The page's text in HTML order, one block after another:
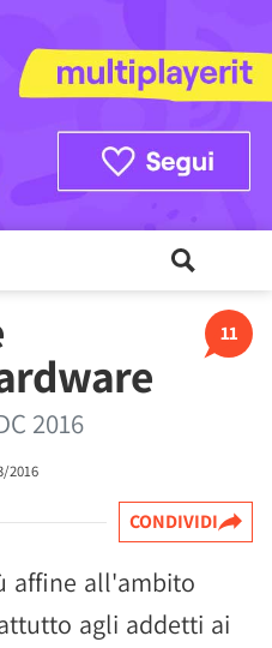
11
2016
2016
CONDIVIDI
affine all'ambito
agli addetti ai